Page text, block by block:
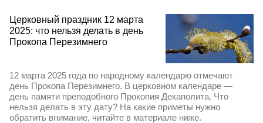
Церковный праздник 12 марта
2025: что нельзя делать в день
Прокопа Перезимнего
12 марта 2025 года по народному календарю отмечают
день Прокопа Перезимнего. В церковном календаре —
день памяти преподобного Прокопия Декаполита. Что
нельзя делать в эту дату? На какие приметы нужно
обратить внимание, читайте в материале ниже.